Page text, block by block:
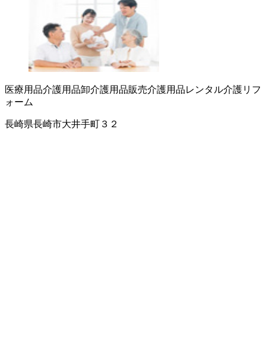
医療用品介護用品卸介護用品販売介護用品レンタル介護リフ
ォーム
長崎県長崎市大井手町３２